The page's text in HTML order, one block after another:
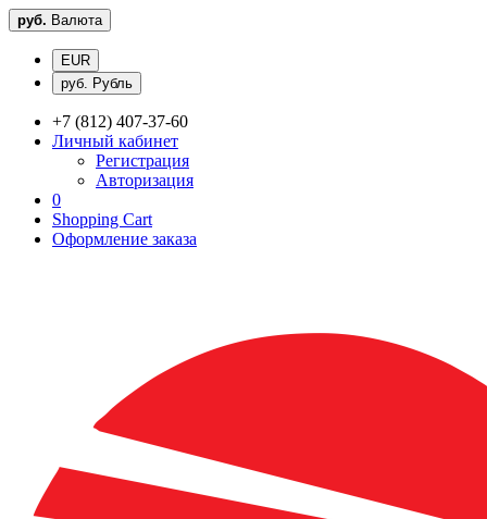
руб. Валюта
EUR
руб. Рубль
+7 (812) 407-37-60
Личный кабинет
Регистрация
Авторизация
0
Shopping Cart
Оформление заказа